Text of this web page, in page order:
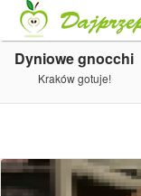
Dyniowe gnocchi
Kraków gotuje!